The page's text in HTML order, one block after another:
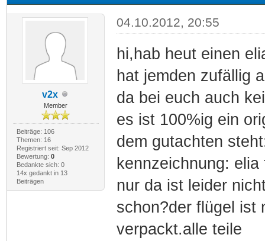
v2x
Member
Beiträge: 106
Themen: 16
Registriert seit: Sep 2012
Bewertung: 0
Bedankte sich: 0
14x gedankt in 13
Beiträgen
04.10.2012, 20:55
hi,hab heut einen
hat jemden zufällig
da bei euch auch
es ist 100%ig ein
dem gutachten
kennzeichnung:
nur da ist leider
schon?der flügel ist
verpackt.alle teile